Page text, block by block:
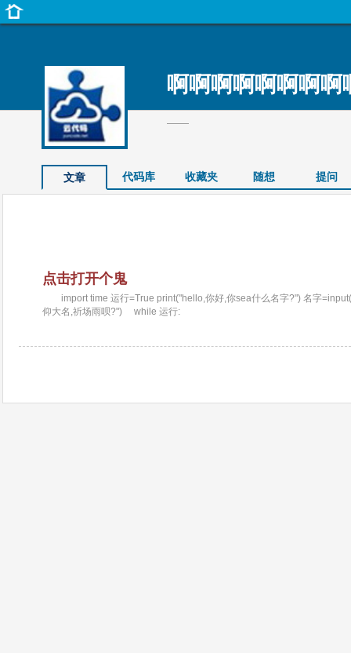
啊啊啊啊啊啊啊啊
——
文章 代码库 收藏夹 随想 提问
点击打开个鬼
import time 运行=True print("hello,你好,你sea什么名字?") 名字
仰大名,祈场雨呗?") while 运行: